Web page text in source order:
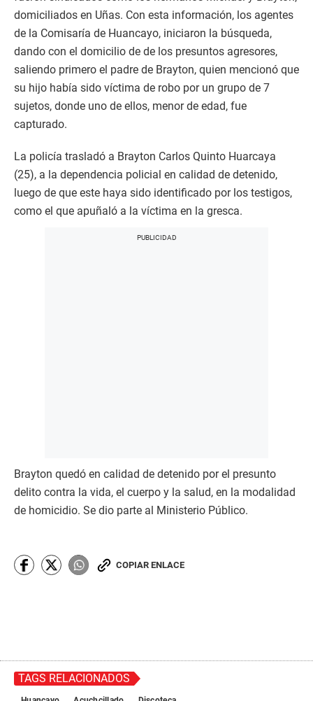
domiciliados en Uñas. Con esta información, los agentes
de la Comisaría de Huancayo, iniciaron la búsqueda,
dando con el domicilio de de los presuntos agresores,
saliendo primero el padre de Brayton, quien mencionó que
su hijo había sido víctima de robo por un grupo de 7
sujetos, donde uno de ellos, menor de edad, fue
capturado.
La policía trasladó a Brayton Carlos Quinto Huarcaya
(25), a la dependencia policial en calidad de detenido,
luego de que este haya sido identificado por los testigos,
como el que apuñaló a la víctima en la gresca.
Brayton quedó en calidad de detenido por el presunto
delito contra la vida, el cuerpo y la salud, en la modalidad
de homicidio. Se dio parte al Ministerio Público.
COPIAR ENLACE
TAGS RELACIONADOS